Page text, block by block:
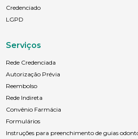
Credenciado
LGPD
Serviços
Rede Credenciada
Autorização Prévia
Reembolso
Rede Indireta
Convênio Farmácia
Formulários
Instruções para preenchimento de guias